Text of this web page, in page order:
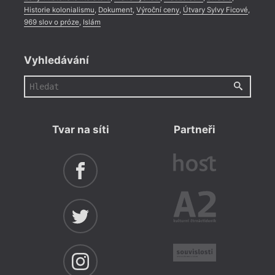
Historie kolonialismu, Dokument, Výroční ceny, Útvary Sylvy Ficové,
969 slov o próze, Islám
Vyhledávání
Tvar na síti Partneři